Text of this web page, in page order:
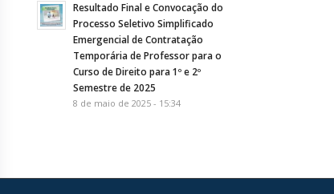
Resultado Final e Convocação do
Processo Seletivo Simplificado
Emergencial de Contratação
Temporária de Professor para o
Curso de Direito para 1º e 2º
Semestre de 2025
8 de maio de 2025 - 15:34